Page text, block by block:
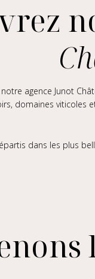
agence Junot
domaines
dans les plus